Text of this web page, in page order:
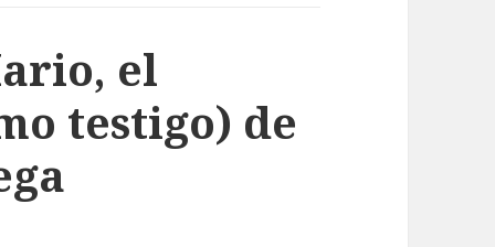
el
testigo) de